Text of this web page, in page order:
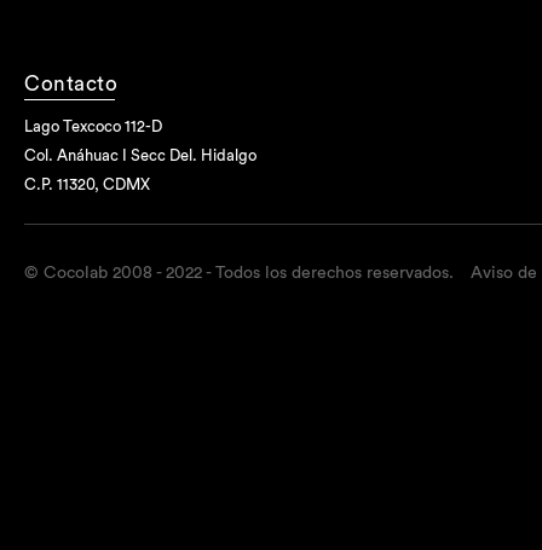
Contacto
Lago Texcoco 112-D
Col. Anáhuac I Secc Del. Hidalgo
C.P. 11320, CDMX
© Cocolab 2008 - 2022 - Todos los derechos reservados. Aviso de